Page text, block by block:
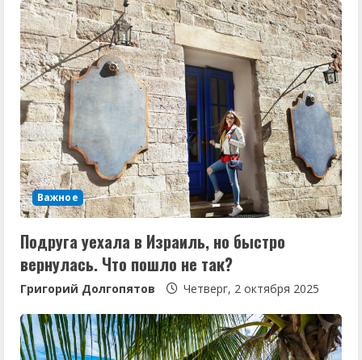
Важное
Подруга уехала в Израиль, но быстро
вернулась. Что пошло не так?
Григорий Долгопятов Четверг, 2 октября 2025